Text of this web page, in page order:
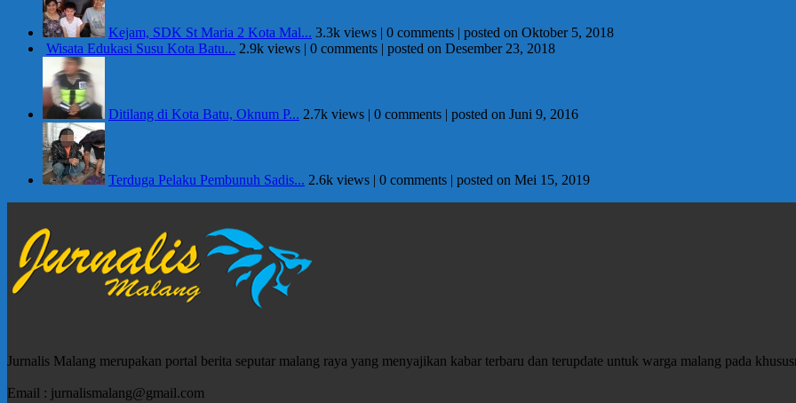
Kejam, SDK St Maria 2 Kota Mal... 3.3k views | 0 comments | posted on Oktober 5, 2018
Wisata Edukasi Susu Kota Batu... 2.9k views | 0 comments | posted on Desember 23, 2018
Ditilang di Kota Batu, Oknum P... 2.7k views | 0 comments | posted on Juni 9, 2016
Terduga Pelaku Pembunuh Sadis... 2.6k views | 0 comments | posted on Mei 15, 2019
Jurnalis Malang merupakan portal berita seputar malang raya yang menyajikan kabar terbaru dan terupdate untuk warga malang pada
Email : jurnalismalang@gmail.com